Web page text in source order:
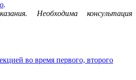
.
Необходима консультация
во время первого, второго